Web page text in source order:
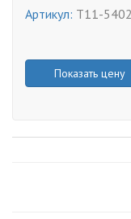
Артикул: T11-
Показать цену